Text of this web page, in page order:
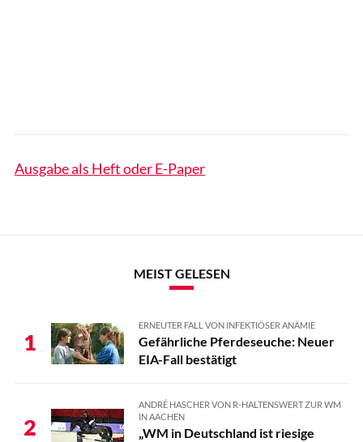
Ausgabe als Heft oder E-Paper
MEIST GELESEN
1
ERNEUTER FALL VON INFEKTIÖSER ANÄMIE
Gefährliche Pferdeseuche: Neuer
EIA-Fall bestätigt
2
ANDRÉ HASCHER VON R-HALTENSWERT ZUR WM
IN AACHEN
„WM in Deutschland ist riesige